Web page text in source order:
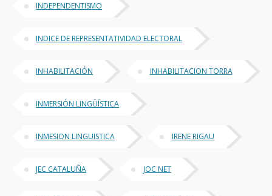
INDEPENDENTISMO
INDICE DE REPRESENTATIVIDAD ELECTORAL
INHABILITACIÓN INHABILITACION TORRA
INMERSIÓN LINGÜÍSTICA
INMESION LINGUISTICA IRENE RIGAU
JEC CATALUÑA JOC NET